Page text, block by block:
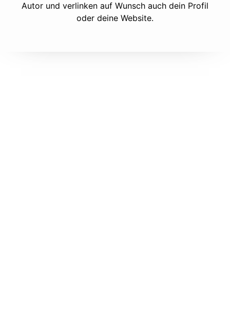
Autor und verlinken auf Wunsch auch dein Profil
oder deine Website.